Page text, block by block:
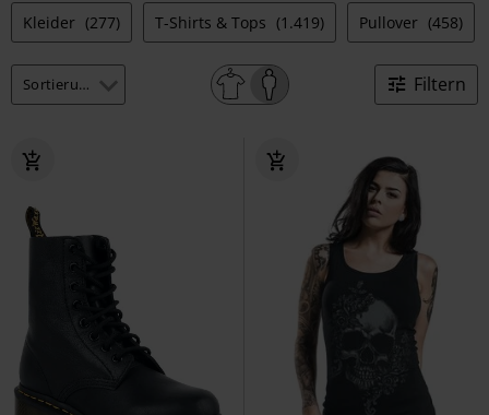
Kleider (277) T-Shirts & Tops (1.419) Pullover (458)
Filtern